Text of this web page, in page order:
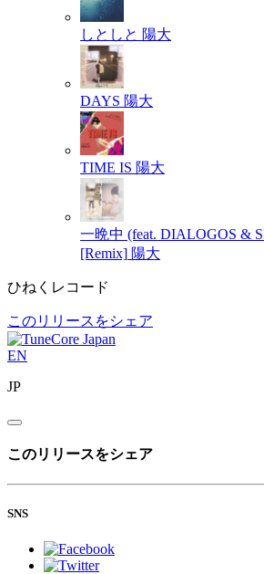
しとしと 陽大
DAYS 陽大
TIME IS 陽大
一晩中 (feat. DIALOGOS &
[Remix] 陽大
ひねくレコード
このリリースをシェア
EN
JP
このリリースをシェア
SNS